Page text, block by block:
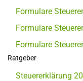
Formulare
Formulare
Formulare
Ratgeber
Steuererklärung